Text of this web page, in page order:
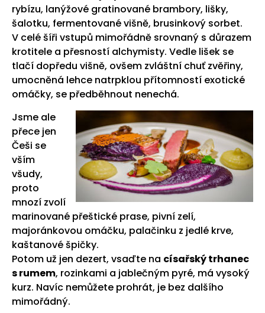
rybízu, lanýžové gratinované brambory, lišky,
šalotku, fermentované višně, brusinkový sorbet.
V celé šíři vstupů mimořádně srovnaný s důrazem
krotitele a přesností alchymisty. Vedle lišek se
tlačí dopředu višně, ovšem zvláštní chuť zvěřiny,
umocněná lehce natrpklou přítomností exotické
omáčky, se předběhnout nenechá.
Jsme ale
přece jen
Češi se
vším
všudy,
proto
mnozí zvolí
marinované přeštické prase, pivní zelí,
majoránkovou omáčku, palačinku z jedlé krve,
kaštanové špičky.
Potom už jen dezert, vsaďte na císařský trhanec
s rumem, rozinkami a jablečným pyré, má vysoký
kurz. Navíc nemůžete prohrát, je bez dalšího
mimořádný.